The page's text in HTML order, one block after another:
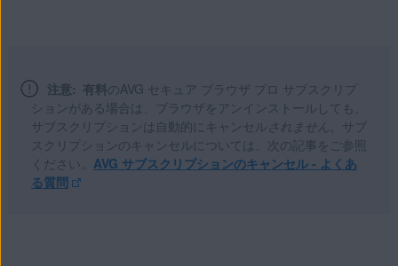
AVG セキュア ブラウザ 117.x Mac 版
AVG セキュア ブラウザ 7.x Android 版
オペレーティング システム:
注意: 有料のAVG セキュア ブラウザ プロ サブスクリプ
ションがある場合は、ブラウザをアンインストールしても、
サブスクリプションは自動的にキャンセルされません
。サブ
スクリプションのキャンセルについては、次の記事をご参照
ください。 AVG サブスクリプションのキャンセル - よくあ
る質問